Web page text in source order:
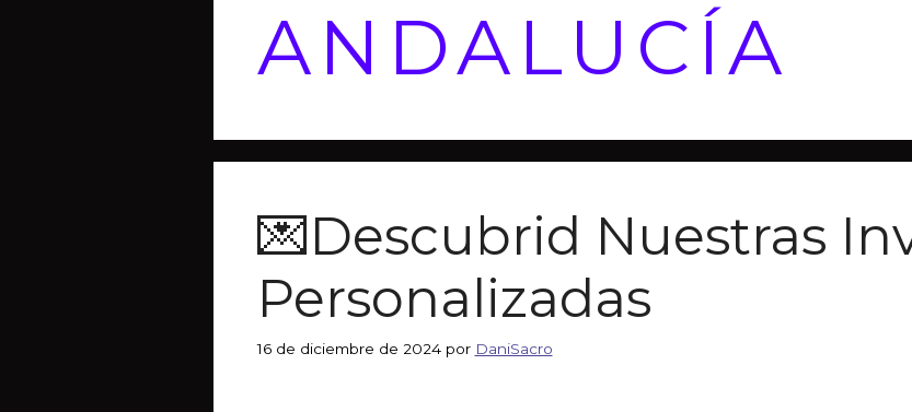
ANDALUCÍA
💌Descubrid Nuestras
Personalizadas
16 de diciembre de 2024 por DaniSacro